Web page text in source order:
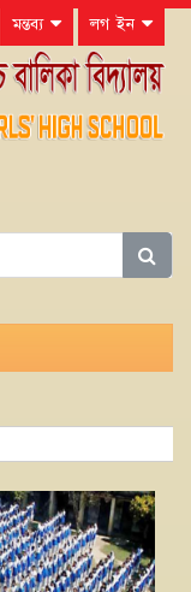
মন্তব্য লগ ইন